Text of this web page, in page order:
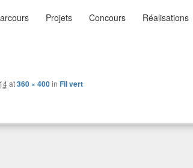
Projets Concours Réalisations
at360 × 400in Fil vert